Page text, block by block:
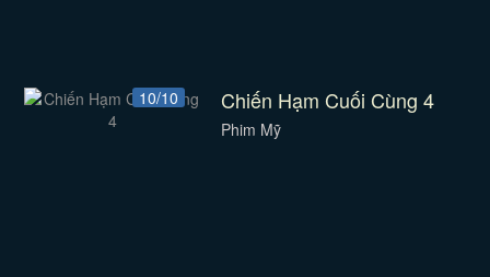
10/10 Chiến Hạm Cuối Cùng 4
Phim Mỹ